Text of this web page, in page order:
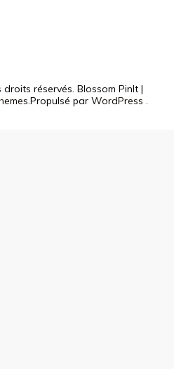
droits réservés. Blossom PinIt |
.Propulsé par WordPress .